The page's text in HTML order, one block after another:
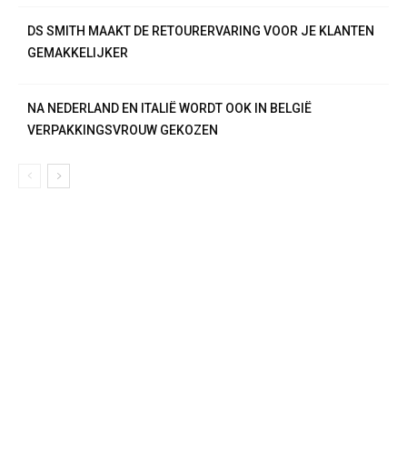
DS SMITH MAAKT DE RETOURERVARING VOOR JE KLANTEN
GEMAKKELIJKER
NA NEDERLAND EN ITALIË WORDT OOK IN BELGIË
VERPAKKINGSVROUW GEKOZEN